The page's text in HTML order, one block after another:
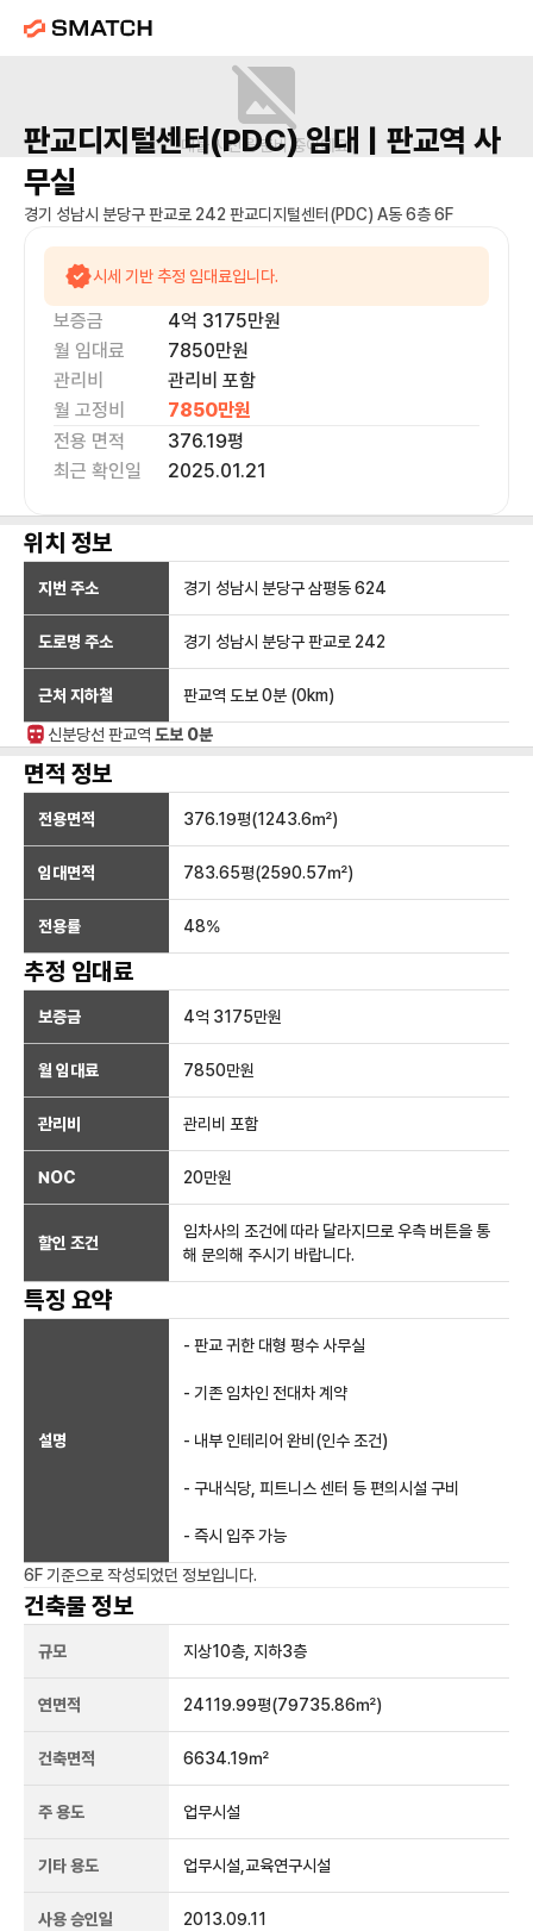
매물 사진을 준비 중이에요.
판교디지털센터(PDC)임대 | 판교역 사
무실
경기 성남시 분당구 판교로 242 판교디지털센터(PDC) A동 6층 6F
시세 기반 추정 임대료입니다.
보증금 4억 3175만원
월 임대료
7850만원
관리비
관리비 포함
월 고정비
7850만원
전용 면적
376.19평
최근 확인일
2025.01.21
위치 정보
지번 주소 경기 성남시 분당구 삼평동 624
도로명 주소 경기 성남시 분당구 판교로 242
근처 지하철 판교역 도보 0분 (0km)
신분당선 판교역 도보 0분
면적 정보
전용면적 376.19평(1243.6㎡)
임대면적 783.65평(2590.57㎡)
전용률 48%
추정 임대료
보증금 4억 3175만원
월 임대료 7850만원
관리비 관리비 포함
NOC 20만원
할인 조건
임차사의 조건에 따라 달라지므로 우측 버튼을 통
해 문의해 주시기 바랍니다.
특징 요약
설명
- 판교 귀한 대형 평수 사무실
- 기존 임차인 전대차 계약
- 내부 인테리어 완비(인수 조건)
- 구내식당, 피트니스 센터 등 편의시설 구비
- 즉시 입주 가능
6F 기준으로 작성되었던 정보입니다.
건축물 정보
규모 지상10층, 지하3층
연면적 24119.99평(79735.86㎡)
건축면적 6634.19㎡
주 용도 업무시설
기타 용도 업무시설,교육연구시설
사용 승인일 2013.09.11